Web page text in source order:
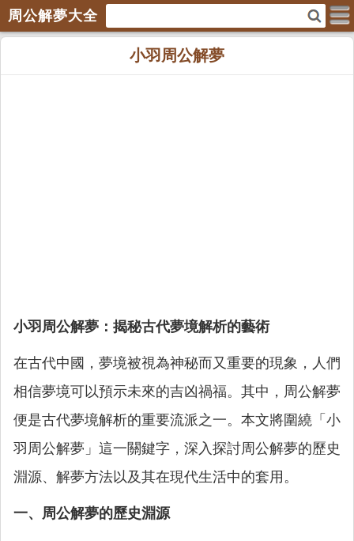
周公解夢大全
小羽周公解夢
小羽周公解夢：揭秘古代夢境解析的藝術
在古代中國，夢境被視為神秘而又重要的現象，人們
相信夢境可以預示未來的吉凶禍福。其中，周公解夢
便是古代夢境解析的重要流派之一。本文將圍繞「小
羽周公解夢」這一關鍵字，深入探討周公解夢的歷史
淵源、解夢方法以及其在現代生活中的套用。
一、周公解夢的歷史淵源